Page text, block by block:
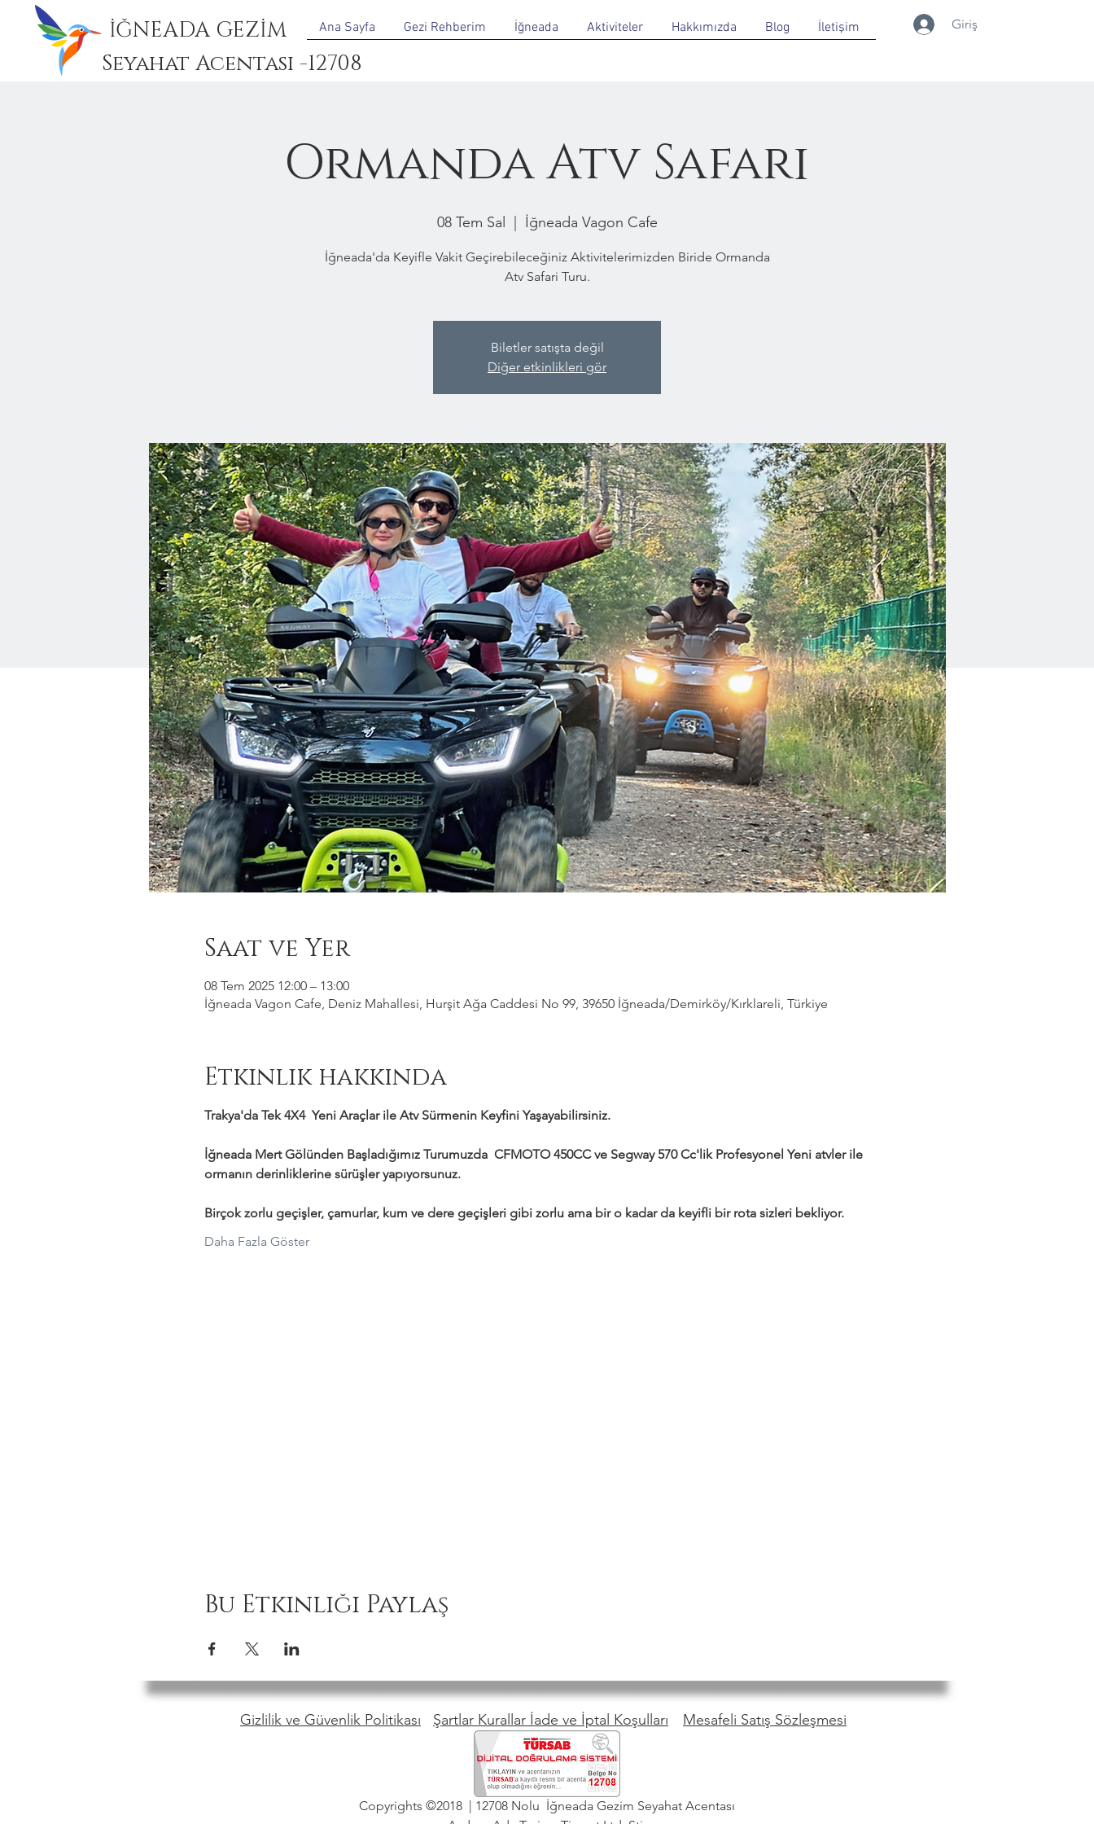
İĞNEADA GEZİM
Seyahat Acentası -12708
Ana Sayfa Gezi Rehberim İğneada Aktiviteler Hakkımızda Blog İletişim Giriş
Ormanda Atv Safari
08 Tem Sal İğneada Vagon Cafe
İğneada'da Keyifle Vakit Geçirebileceğiniz Aktivitelerimizden Biride Ormanda
Atv Safari Turu.
Biletler satışta değil
Diğer etkinlikleri gör
Saat ve Yer
08 Tem 2025 12:00 – 13:00
İğneada Vagon Cafe, Deniz Mahallesi, Hurşit Ağa Caddesi No 99, 39650 İğneada/Demirköy/Kırklareli, Türkiye
Etkinlik hakkında
Trakya'da Tek 4X4  Yeni Araçlar ile Atv Sürmenin Keyfini Yaşayabilirsiniz.
İğneada Mert Gölünden Başladığımız Turumuzda  CFMOTO 450CC ve Segway 570 Cc'lik Profesyonel Yeni atvler ile
ormanın derinliklerine sürüşler yapıyorsunuz.
Birçok zorlu geçişler, çamurlar, kum ve dere geçişleri gibi zorlu ama bir o kadar da keyifli bir rota sizleri bekliyor.
Daha Fazla Göster
Bu Etkinliği Paylaş
Gizlilik ve Güvenlik Politikası Şartlar Kurallar İade ve İptal Koşulları Mesafeli Satış Sözleşmesi
Copyrights ©2018 | 12708 Nolu İğneada Gezim Seyahat Acentası